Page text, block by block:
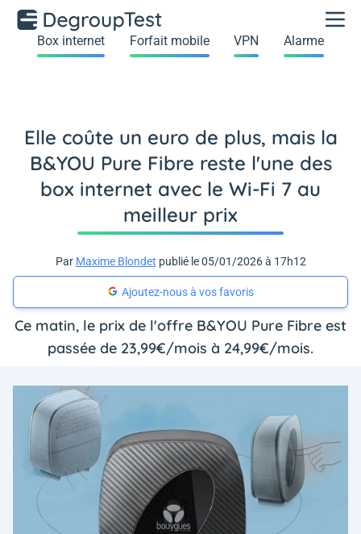
Box internet Forfait mobile VPN Alarme
Elle coûte un euro de plus, mais la
B&YOU Pure Fibre reste l'une des
box internet avec le Wi-Fi 7 au
meilleur prix
Par Maxime Blondet publié le 05/01/2026 à 17h12
Ajoutez-nous à vos favoris
Ce matin, le prix de l'offre B&YOU Pure Fibre est
passée de 23,99€/mois à 24,99€/mois.